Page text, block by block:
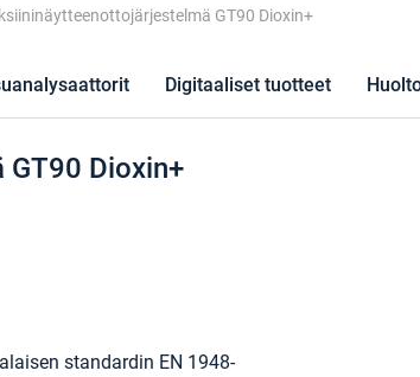
GT90 Dioxin+
Digitaaliset tuotteet
Dioxin+
standardin EN 1948-